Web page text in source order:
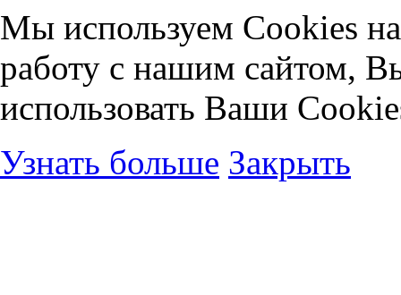
Мы используем Cookies
работу с нашим сайтом,
использовать Ваши
Узнать больше Закрыть